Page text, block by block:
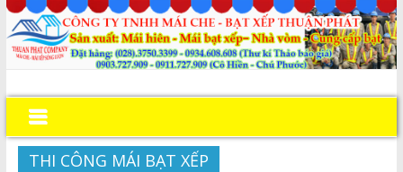
THI CÔNG MÁI BẠT XẾP